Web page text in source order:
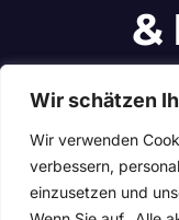
Wir schätzen
Wir verwenden
verbessern,
einzusetzen und
&